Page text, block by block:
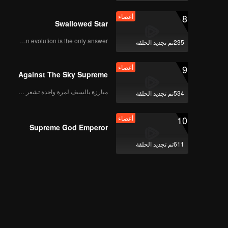
8
235تم تجديد الحلقة
أعضاء
Swallowed Star
Human evolution is the only answer.
9
534تم تجديد الحلقة
أعضاء
Against The Sky Supreme
10
611تم تجديد الحلقة
أعضاء
Supreme God Emperor